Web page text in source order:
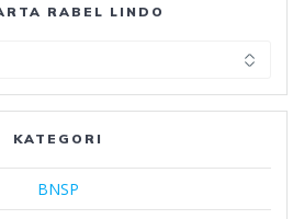
RABEL LINDO
Rabel
KATEGORI
BNSP